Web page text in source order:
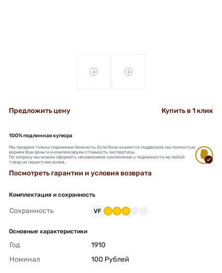
+ +
Предложить цену Купить в 1 клик
100% подлинная купюра
Мы продаем только подлинные банкноты. Если бона окажется подделкой, мы полностью
вернем Вам деньги и компенсируем стоимость экспертизы.
По запросу мы можем оформить независимое заключение о подлинности на любой
товар из нашего магазина.
Посмотреть гарантии и условия возврата
Комплектация и сохранность
Сохранность VF
Основные характеристики
Год
1910
Номинал
100 Рублей